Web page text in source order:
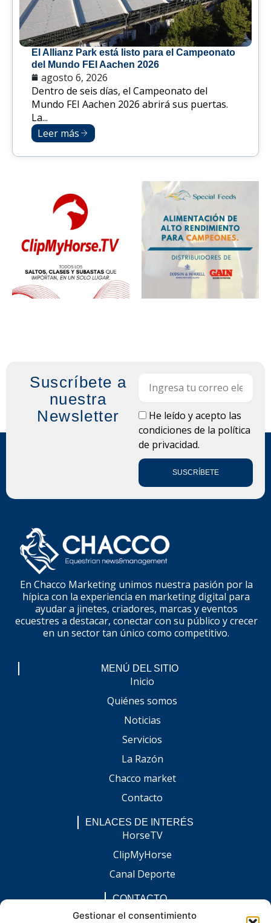
Gestionar el consentimiento
El Allianz Park está listo para el Campeonato
del Mundo FEI Aachen 2026
agosto 6, 2026
Dentro de seis días, el Campeonato del
Mundo FEI Aachen 2026 abrirá sus puertas.
La...
Leer más
Suscríbete a
nuestra
Newsletter
LOPDHe leído y acepto las
condiciones de la política
de privacidad.
SUSCRÍBETE
En Chacco Marketing unimos nuestra pasión por la
hípica con la experiencia en marketing digital para
ayudar a jinetes, criadores, marcas y eventos
ecuestres a destacar, conectar con su público y crecer
en un sector tan único como competitivo.
MENÚ DEL SITIO
Inicio
Quiénes somos
Noticias
Servicios
La Razón
Chacco market
Contacto
ENLACES DE INTERÉS
HorseTV
ClipMyHorse
Canal Deporte
CONTACTO
comunicacion@chaccoinfo.com